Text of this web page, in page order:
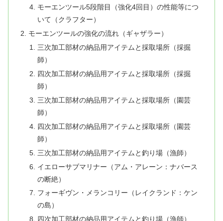
モーエンツール5段階目（強化4回目）の性能等につ
いて（クラフター）
モーエンツールの強化の流れ（ギャザラー）
三次加工部材の納品用アイテムと採取場所（採掘
師）
四次加工部材の納品用アイテムと採取場所（採掘
師）
三次加工部材の納品用アイテムと採取場所（園芸
師）
四次加工部材の納品用アイテムと採取場所（園芸
師）
三次加工部材の納品用アイテムと釣り場（漁師）
イエローサブマリナー（アム・アレーン：ナバース
の断絶）
フォーギヴン・メランコリー（レイクランド：ケン
の島）
四次加工部材の納品用アイテムと釣り場（漁師）